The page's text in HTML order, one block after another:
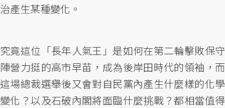
治產生某種變化。
究竟這位「長年人氣王」是如何在第二輪擊敗保守
陣營力挺的高市早苗，成為後岸田時代的領袖，而
這場總裁選舉後又會對自民黨內產生什麼樣的化學
變化？以及石破內閣將面臨什麼挑戰？都相當值得